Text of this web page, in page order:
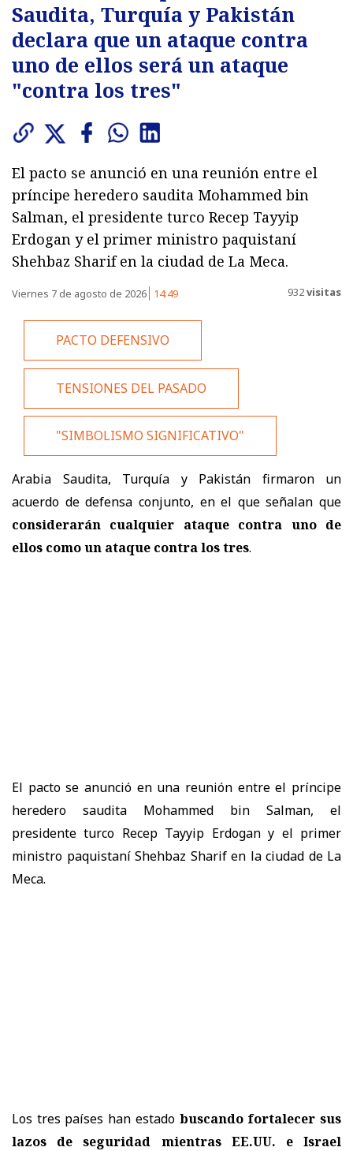
Saudita, Turquía y Pakistán
declara que un ataque contra
uno de ellos será un ataque
"contra los tres"
El pacto se anunció en una reunión entre el
príncipe heredero saudita Mohammed bin
Salman, el presidente turco Recep Tayyip
Erdogan y el primer ministro paquistaní
Shehbaz Sharif en la ciudad de La Meca.
Viernes 7 de agosto de 2026 14:49 932visitas
PACTO DEFENSIVO
TENSIONES DEL PASADO
"SIMBOLISMO SIGNIFICATIVO"
Arabia Saudita, Turquía y Pakistán firmaron un
acuerdo de defensa conjunto, en el que señalan que
considerarán cualquier ataque contra uno de
ellos como un ataque contra los tres.
El pacto se anunció en una reunión entre el príncipe
heredero saudita Mohammed bin Salman, el
presidente turco Recep Tayyip Erdogan y el primer
ministro paquistaní Shehbaz Sharif en la ciudad de La
Meca.
Los tres países han estado buscando fortalecer sus
lazos de seguridad mientras EE.UU. e Israel